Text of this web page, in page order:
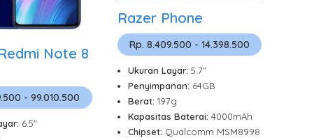
Note 8
- 99.010.500
6.5"
Razer Phone
Rp. 8.409.500 - 14.398.500
Ukuran Layar: 5.7"
Penyimpanan: 64GB
Berat: 197g
Kapasitas Baterai: 4000mAh
Chipset: Qualcomm MSM8998